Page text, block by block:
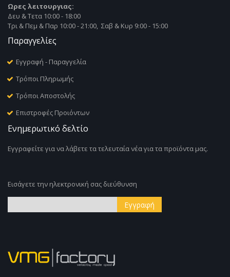
Ωρες λειτουργιας:
Δευ & Τετα 10:00 - 18:00
Τρι & Πεμ & Παρ 10:00 - 21:00, Σαβ & Κυρ 9:00 - 15:00
Παραγγελίες
Εγγραφή - Παραγγελία
Τρόποι Πληρωμής
Τρόποι Αποστολής
Επιστροφές Προιόντων
Ενημερωτικό δελτίο
Εγγραφείτε για να λάβετε τα τελευταία νέα για τα προϊόντα μας.
Εισάγετε την ηλεκτρονική σας διεύθυνση
Δελτίο:
Εγγραφή